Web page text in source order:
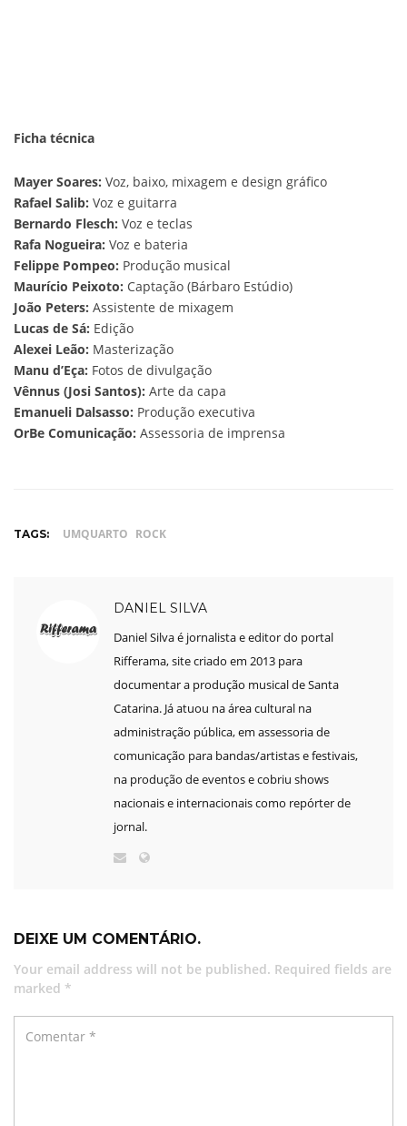
Ficha técnica
Mayer Soares: Voz, baixo, mixagem e design gráfico
Rafael Salib: Voz e guitarra
Bernardo Flesch: Voz e teclas
Rafa Nogueira: Voz e bateria
Felippe Pompeo: Produção musical
Maurício Peixoto: Captação (Bárbaro Estúdio)
João Peters: Assistente de mixagem
Lucas de Sá: Edição
Alexei Leão: Masterização
Manu d’Eça: Fotos de divulgação
Vênnus (Josi Santos): Arte da capa
Emanueli Dalsasso: Produção executiva
OrBe Comunicação: Assessoria de imprensa
TAGS: UMQUARTO ROCK
DANIEL SILVA
Daniel Silva é jornalista e editor do portal
Rifferama, site criado em 2013 para
documentar a produção musical de Santa
Catarina. Já atuou na área cultural na
administração pública, em assessoria de
comunicação para bandas/artistas e festivais,
na produção de eventos e cobriu shows
nacionais e internacionais como repórter de
jornal.
DEIXE UM COMENTÁRIO.
Your email address will not be published. Required fields are
marked *